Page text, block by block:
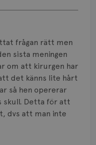
frågan rätt men
sista meningen
om att kirurgen har
det känns lite hårt
så hen opererar
skull. Detta för att
dvs att man inte